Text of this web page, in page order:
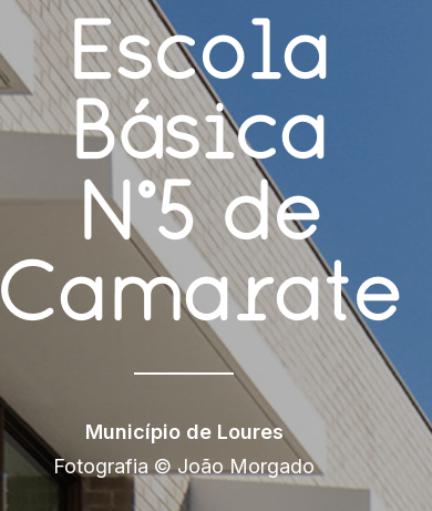
Escola
Básica
Nº5 de
Camarate
Município de Loures
Fotografia © João Morgado